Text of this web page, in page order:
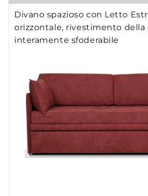
Divano spazioso con Letto
orizzontale, rivestimento
interamente sfoderabile